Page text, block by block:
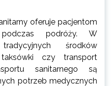
oferuje pacjentom
podróży. W
środków
czy transport
sanitarnego są
potrzeb medycznych